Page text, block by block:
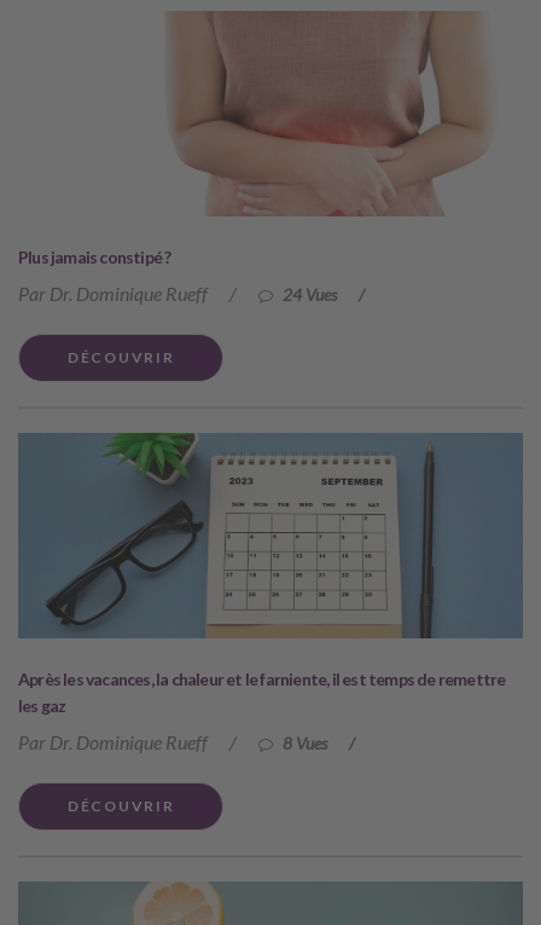
Plus jamais constipé ?
Par Dr. Dominique Rueff / 24 Vues /
DÉCOUVRIR
Après les vacances, la chaleur et le farniente, il est temps de remettre
les gaz
Par Dr. Dominique Rueff / 8 Vues /
DÉCOUVRIR